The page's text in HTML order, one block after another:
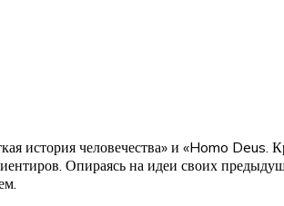
история человечества» и «Homo Deus.
Опираясь на идеи своих